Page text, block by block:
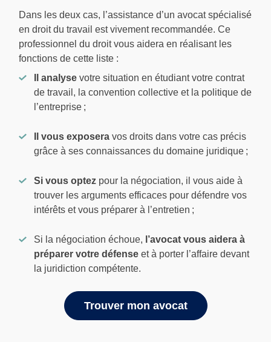
Dans les deux cas, l’assistance d’un avocat spécialisé
en droit du travail est vivement recommandée. Ce
professionnel du droit vous aidera en réalisant les
fonctions de cette liste :
Il analyse votre situation en étudiant votre contrat
de travail, la convention collective et la politique de
l’entreprise ;
Il vous exposera vos droits dans votre cas précis
grâce à ses connaissances du domaine juridique ;
Si vous optez pour la négociation, il vous aide à
trouver les arguments efficaces pour défendre vos
intérêts et vous préparer à l’entretien ;
Si la négociation échoue, l’avocat vous aidera à
préparer votre défense et à porter l’affaire devant
la juridiction compétente.
Trouver mon avocat